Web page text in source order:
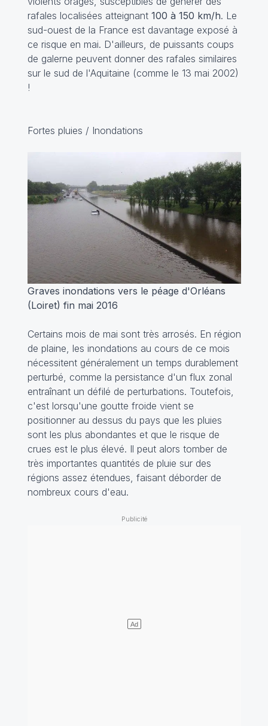
rafales localisées atteignant 100 à 150 km/h. Le
sud-ouest de la France est davantage exposé à
ce risque en mai. D'ailleurs, de puissants coups
de galerne peuvent donner des rafales similaires
sur le sud de l'Aquitaine (comme le 13 mai 2002)
!
Fortes pluies / Inondations
Graves inondations vers le péage d'Orléans
(Loiret) fin mai 2016
Certains mois de mai sont très arrosés. En région
de plaine, les inondations au cours de ce mois
nécessitent généralement un temps durablement
perturbé, comme la persistance d'un flux zonal
entraînant un défilé de perturbations. Toutefois,
c'est lorsqu'une goutte froide vient se
positionner au dessus du pays que les pluies
sont les plus abondantes et que le risque de
crues est le plus élevé. Il peut alors tomber de
très importantes quantités de pluie sur des
régions assez étendues, faisant déborder de
nombreux cours d'eau.